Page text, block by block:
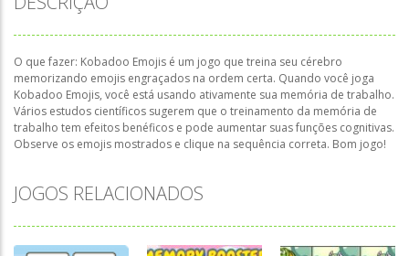
O que fazer: Kobadoo Emojis é um jogo que treina seu cérebro
memorizando emojis engraçados na ordem certa. Quando você joga
Kobadoo Emojis, você está usando ativamente sua memória de trabalho.
Vários estudos científicos sugerem que o treinamento da memória de
trabalho tem efeitos benéficos e pode aumentar suas funções cognitivas.
Observe os emojis mostrados e clique na sequência correta. Bom jogo!
JOGOS RELACIONADOS